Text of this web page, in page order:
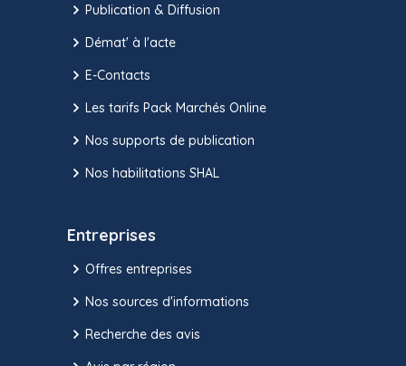
Publication & Diffusion
Démat' à l'acte
E-Contacts
Les tarifs Pack Marchés Online
Nos supports de publication
Nos habilitations SHAL
Entreprises
Offres entreprises
Nos sources d'informations
Recherche des avis